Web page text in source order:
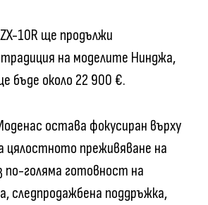
10R ще продължи
на моделите Нинджа,
бъде около 22 900 €.
остава фокусиран върху
цялостното преживяване на
по-голяма готовност на
следпродажбена поддръжка,